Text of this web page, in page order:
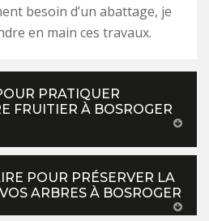
besoin d’un abattage, je
en main ces travaux.
PRATIQUER
FRUITIER À BOSROGER
POUR PRÉSERVER LA
ARBRES À BOSROGER